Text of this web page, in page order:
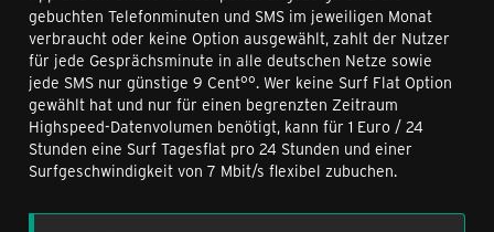
gebuchten Telefonminuten und SMS im jeweiligen Monat
verbraucht oder keine Option ausgewählt, zahlt der Nutzer
für jede Gesprächsminute in alle deutschen Netze sowie
jede SMS nur günstige 9 Cent°°. Wer keine Surf Flat Option
gewählt hat und nur für einen begrenzten Zeitraum
Highspeed-Datenvolumen benötigt, kann für 1 Euro / 24
Stunden eine Surf Tagesflat pro 24 Stunden und einer
Surfgeschwindigkeit von 7 Mbit/s flexibel zubuchen.